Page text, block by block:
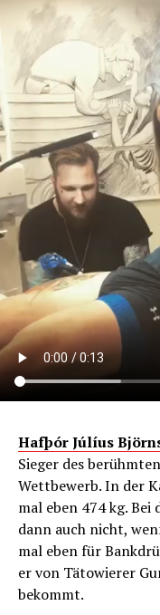
Hafþór Júlíus
Sieger des
Wettbewerb. In der
mal eben 474 kg.
dann auch nicht,
mal eben für
er von Tätowierer
bekommt.